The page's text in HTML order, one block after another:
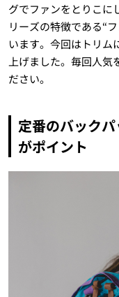
グでファンをとりこに
リーズの特徴である“
います。今回はトリム
上げました。 毎回人気
ださい。
定番のバック
がポイント